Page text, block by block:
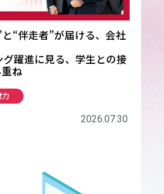
“伴走者”が届ける、会社
躍進に見る、学生との接
ね
力
2026.07.30